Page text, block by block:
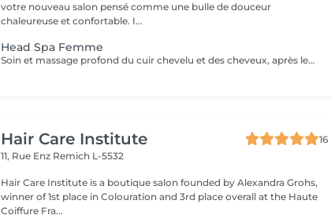
votre nouveau salon pensé comme une bulle de douceur
chaleureuse et confortable. I...
Head Spa Femme
Soin et massage profond du cuir chevelu et des cheveux, après le soins un brushing ou séchage naturelle .
Hair Care Institute
16
11, Rue Enz Remich L-5532
Hair Care Institute is a boutique salon founded by Alexandra Grohs,
winner of 1st place in Colouration and 3rd place overall at the Haute
Coiffure Fra...